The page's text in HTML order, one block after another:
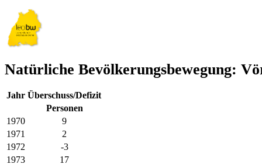
Natürliche Bevölkerungsbewegung:
Jahr Überschuss/Defizit
Personen
1970
9
1971
2
1972
-3
1973
17